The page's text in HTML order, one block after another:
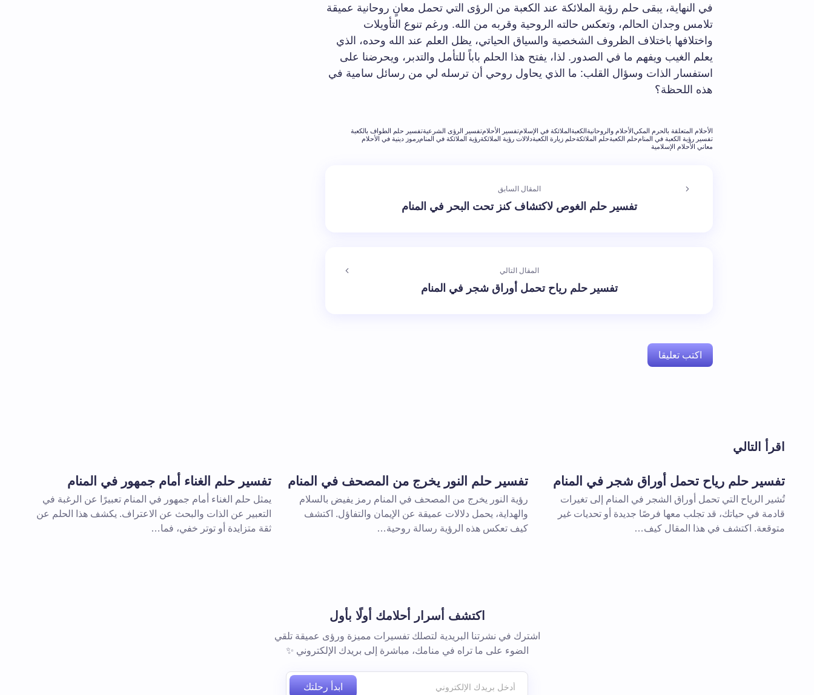
في النهاية، يبقى حلم رؤية الملائكة عند الكعبة من الرؤى التي تحمل معانٍ روحانية عميقة
تلامس وجدان الحالم، وتعكس حالته الروحية وقربه من الله. ورغم تنوع التأويلات
واختلافها باختلاف الظروف الشخصية والسياق الحياتي، يظل العلم عند الله وحده، الذي
يعلم الغيب ويفهم ما في الصدور. لذا، يفتح هذا الحلم باباً للتأمل والتدبر، ويحرضنا على
استفسار الذات وسؤال القلب: ما الذي يحاول روحي أن ترسله لي من رسائل سامية في
هذه اللحظة؟
الأحلام المتعلقة بالحرم المكيالأحلام والروحانيةالكعبةالملائكة في الإسلامتفسير الأحلامتفسير الرؤى الشرعيةتفسير حلم الطواف بالكعبة
تفسير رؤية الكعبة في المنامحلم الكعبةحلم الملائكةحلم زيارة الكعبةدلالات رؤية الملائكةرؤية الملائكة في المنامرموز دينية في الأحلام
معاني الأحلام الإسلامية
المقال السابق
تفسير حلم الغوص لاكتشاف كنز تحت البحر في المنام
المقال التالي
تفسير حلم رياح تحمل أوراق شجر في المنام
اكتب تعليقا
تعليقك *
اقرأ التالي
تفسير حلم رياح تحمل أوراق شجر في المنام
تُشير الرياح التي تحمل أوراق الشجر في المنام إلى تغيرات
قادمة في حياتك، قد تجلب معها فرصًا جديدة أو تحديات غير
متوقعة. اكتشف في هذا المقال كيف…
تفسير حلم النور يخرج من المصحف في المنام
رؤية النور يخرج من المصحف في المنام رمز يفيض بالسلام
والهداية، يحمل دلالات عميقة عن الإيمان والتفاؤل. اكتشف
كيف تعكس هذه الرؤية رسالة روحية…
تفسير حلم الغناء أمام جمهور في المنام
يمثل حلم الغناء أمام جمهور في المنام تعبيرًا عن الرغبة في
التعبير عن الذات والبحث عن الاعتراف. يكشف هذا الحلم عن
ثقة متزايدة أو توتر خفي، فما…
اكتشف أسرار أحلامك أولًا بأول
اشترك في نشرتنا البريدية لتصلك تفسيرات مميزة ورؤى عميقة تلقي
الضوء على ما تراه في منامك، مباشرة إلى بريدك الإلكتروني ✨
ابدأ رحلتك